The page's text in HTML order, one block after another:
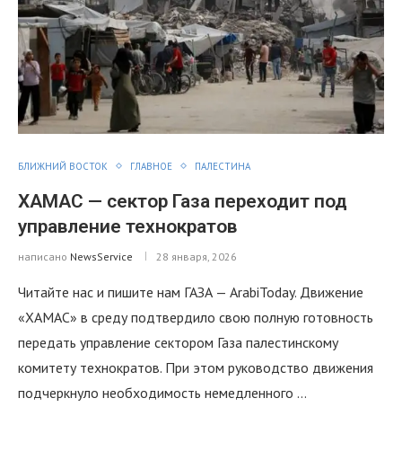
БЛИЖНИЙ ВОСТОК ГЛАВНОЕ ПАЛЕСТИНА
ХАМАС — сектор Газа переходит под
управление технократов
написано NewsService 28 января, 2026
Читайте нас и пишите нам ГАЗА — ArabiToday. Движение
«ХАМАС» в среду подтвердило свою полную готовность
передать управление сектором Газа палестинскому
комитету технократов. При этом руководство движения
подчеркнуло необходимость немедленного …